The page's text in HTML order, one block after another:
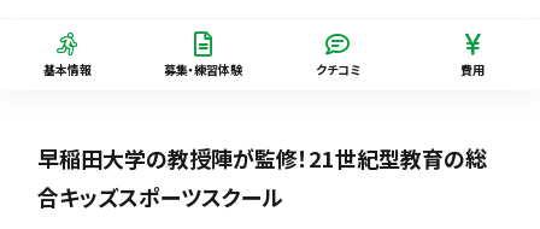
基本情報 募集・練習体験 クチコミ 費用
早稲田大学の教授陣が監修！21世紀型教育の総
合キッズスポーツスクール